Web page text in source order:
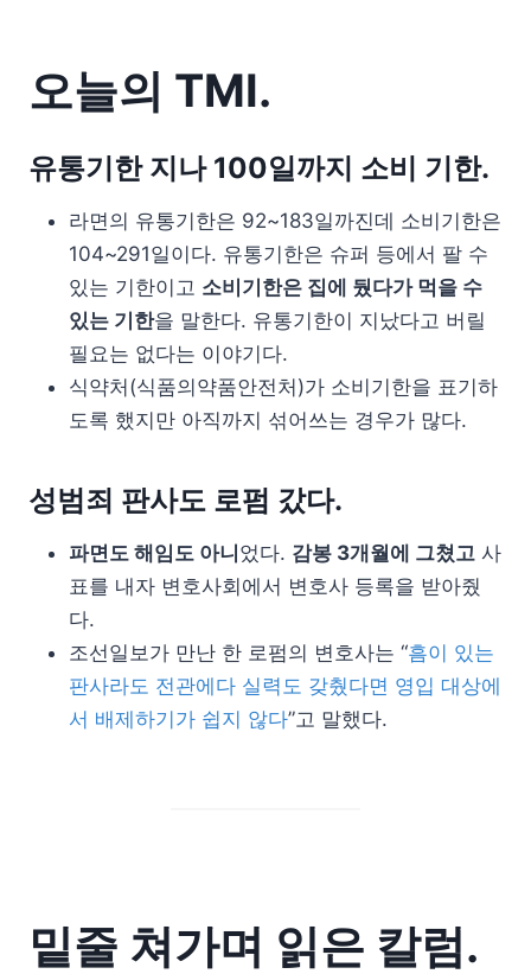
오늘의 TMI.
유통기한 지나 100일까지 소비 기한.
라면의 유통기한은 92~183일까진데 소비기한은
104~291일이다. 유통기한은 슈퍼 등에서 팔 수
있는 기한이고 소비기한은 집에 뒀다가 먹을 수
있는 기한을 말한다. 유통기한이 지났다고 버릴
필요는 없다는 이야기다.
식약처(식품의약품안전처)가 소비기한을 표기하
도록 했지만 아직까지 섞어쓰는 경우가 많다.
성범죄 판사도 로펌 갔다.
파면도 해임도 아니 었다. 감봉 3개월에 그쳤고 사
표를 내자 변호사회에서 변호사 등록을 받아줬
다.
조선일보가 만난 한 로펌의 변호사는 “흠이 있는
판사라도 전관에다 실력도 갖췄다면 영입 대상에
서 배제하기가 쉽지 않다”고 말했다.
밑줄 쳐가며 읽은 칼럼.